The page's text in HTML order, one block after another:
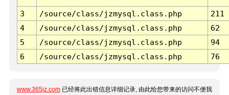
3 /source/class/jzmysql.class.php
211
4
/source/class/jzmysql.class.php
62
5
/source/class/jzmysql.class.php
94
6
/source/class/jzmysql.class.php 76
www.365jz.com 已经将此出错信息详细记录, 由此给您带来的访问不便我